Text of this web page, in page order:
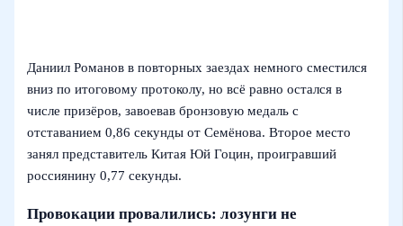
Даниил Романов в повторных заездах немного сместился
вниз по итоговому протоколу, но всё равно остался в
числе призёров, завоевав бронзовую медаль с
отставанием 0,86 секунды от Семёнова. Второе место
занял представитель Китая Юй Гоцин, проигравший
россиянину 0,77 секунды.
Провокации провалились: лозунги не